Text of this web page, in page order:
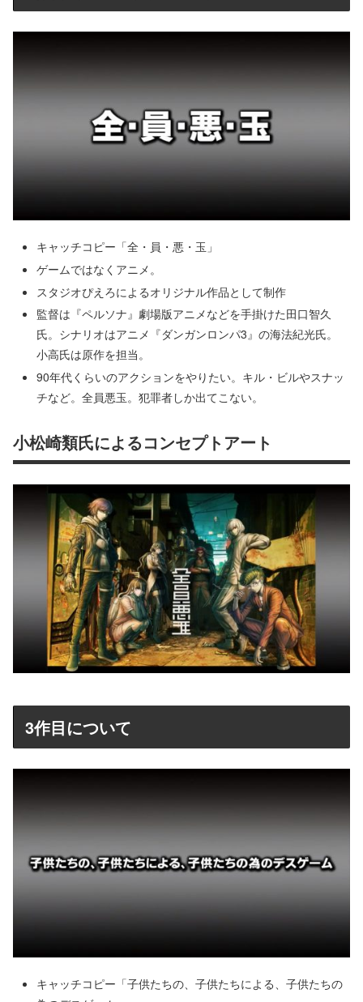
キャッチコピー「全・員・悪・玉」
ゲームではなくアニメ。
スタジオぴえろによるオリジナル作品として制作
監督は『ペルソナ』劇場版アニメなどを手掛けた田口智久
氏。シナリオはアニメ『ダンガンロンパ3』の海法紀光氏。
小高氏は原作を担当。
90年代くらいのアクションをやりたい。キル・ビルやスナッ
チなど。全員悪玉。犯罪者しか出てこない。
小松崎類氏によるコンセプトアート
3作目について
キャッチコピー「子供たちの、子供たちによる、子供たちの